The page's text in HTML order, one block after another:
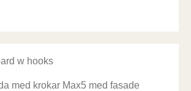
med krokar Max5 med fasade